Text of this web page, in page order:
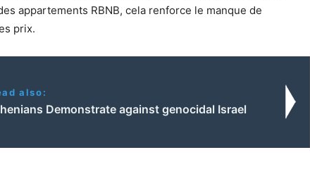
appartements RBNB, cela renforce le manque de
prix.
also:
Demonstrate against genocidal Israel